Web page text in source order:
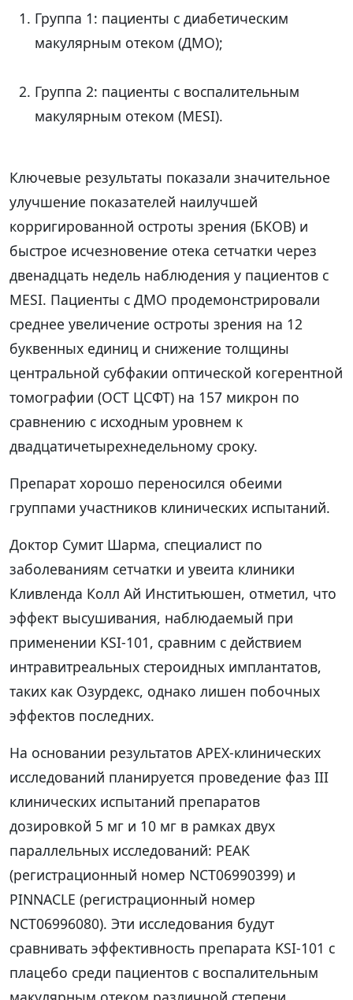
Группа 1: пациенты с диабетическим
макулярным отеком (ДМО);
Группа 2: пациенты с воспалительным
макулярным отеком (MESI).
Ключевые результаты показали значительное
улучшение показателей наилучшей
корригированной остроты зрения (БКОВ) и
быстрое исчезновение отека сетчатки через
двенадцать недель наблюдения у пациентов с
MESI. Пациенты с ДМО продемонстрировали
среднее увеличение остроты зрения на 12
буквенных единиц и снижение толщины
центральной субфакии оптической когерентной
томографии (ОСТ ЦСФТ) на 157 микрон по
сравнению с исходным уровнем к
двадцатичетырехнедельному сроку.
Препарат хорошо переносился обеими
группами участников клинических испытаний.
Доктор Сумит Шарма, специалист по
заболеваниям сетчатки и увеита клиники
Кливленда Колл Ай Инститьюшен, отметил, что
эффект высушивания, наблюдаемый при
применении KSI-101, сравним с действием
интравитреальных стероидных имплантатов,
таких как Озурдекс, однако лишен побочных
эффектов последних.
На основании результатов APEX-клинических
исследований планируется проведение фаз III
клинических испытаний препаратов
дозировкой 5 мг и 10 мг в рамках двух
параллельных исследований: PEAK
(регистрационный номер NCT06990399) и
PINNACLE (регистрационный номер
NCT06996080). Эти исследования будут
сравнивать эффективность препарата KSI-101 с
плацебо среди пациентов с воспалительным